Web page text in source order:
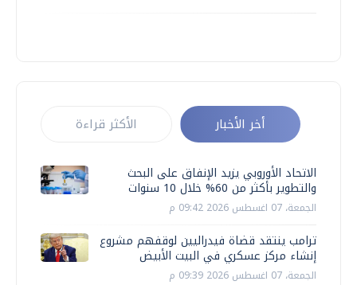
أخر الأخبار الأكثر قراءة
الاتحاد الأوروبي يزيد الإنفاق على البحث
والتطوير بأكثر من 60% خلال 10 سنوات
الجمعة، 07 اغسطس 2026 09:42 م
ترامب ينتقد قضاة فيدراليين لوقفهم مشروع
إنشاء مركز عسكري في البيت الأبيض
الجمعة، 07 اغسطس 2026 09:39 م